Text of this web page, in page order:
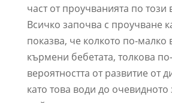
част от проучванията по този
Всичко започва с проучване
показва, че колкото по-малко
кърмени бебетата, толкова
вероятността от развитие от
като това води до